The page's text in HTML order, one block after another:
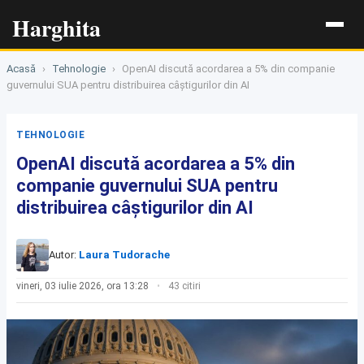
Harghita
Acasă › Tehnologie ›
OpenAI discută acordarea a 5% din companie
guvernului SUA pentru distribuirea câștigurilor din AI
TEHNOLOGIE
OpenAI discută acordarea a 5% din
companie guvernului SUA pentru
distribuirea câștigurilor din AI
Autor: Laura Tudorache
vineri, 03 iulie 2026, ora 13:28 43 citiri